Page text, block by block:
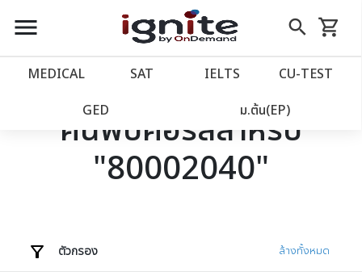
close
account_balance หน้าแรก
เว็บไซต์อิกไนท์
โปรโมชั่น
account_circle เข้าสู่ระบบ
menu search
Skip
to
shopping_cart
รถเข็น
MEDICAL SAT IELTS CU‑TEST
GED ม.ต้น(EP)
ค้นพบคอร์สสำหรับ
"80002040"
ตัวกรอง ล้างทั้งหมด